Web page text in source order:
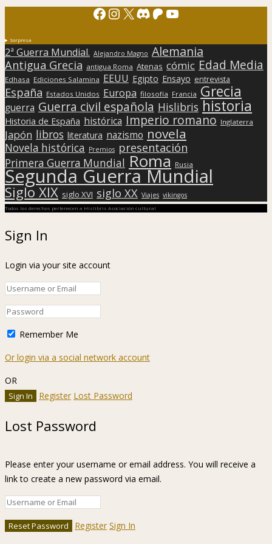
Facebook
Instagram
X Discord
Patreon
YouTube
Sorpresa
2ª Guerra Mundial. Alejandro Magno Alemania
Antigua Grecia antigua Roma Atenas cómic Edad Media
Edhasa Ediciones Salamina EEUU Egipto Ensayo entrevista
España Estados Unidos Europa filosofía Francia Grecia
guerra Guerra civil española Hislibris historia
Historia de España histórica Imperio romano Inglaterra
Japón libros literatura nazismo novela
Novela histórica Premios presentación
Primera Guerra Mundial Roma Rusia
Segunda Guerra Mundial
Siglo XIX siglo XVI siglo XX Viajes vikingos
Todos los derechos pertenecen a Hislibris Asociación cultural
Sign In
Login via your site account
Remember Me
Or login via a social network account
OR
Register Lost Password
Lost Password
Please enter your username or email address. You will receive a
link to create a new password via email.
Register Sign In